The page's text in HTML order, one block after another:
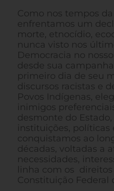
Como nos tempos
enfrentamos um
morte, etnocídio,
nunca visto nos
Democracia no
desde sua
primeiro dia de seu
discursos racistas e
Povos Indígenas,
inimigos
desmonte do
instituições, políticas
conquistamos ao
décadas, voltadas a
necessidades,
linha com os direitos
Constituição Federal